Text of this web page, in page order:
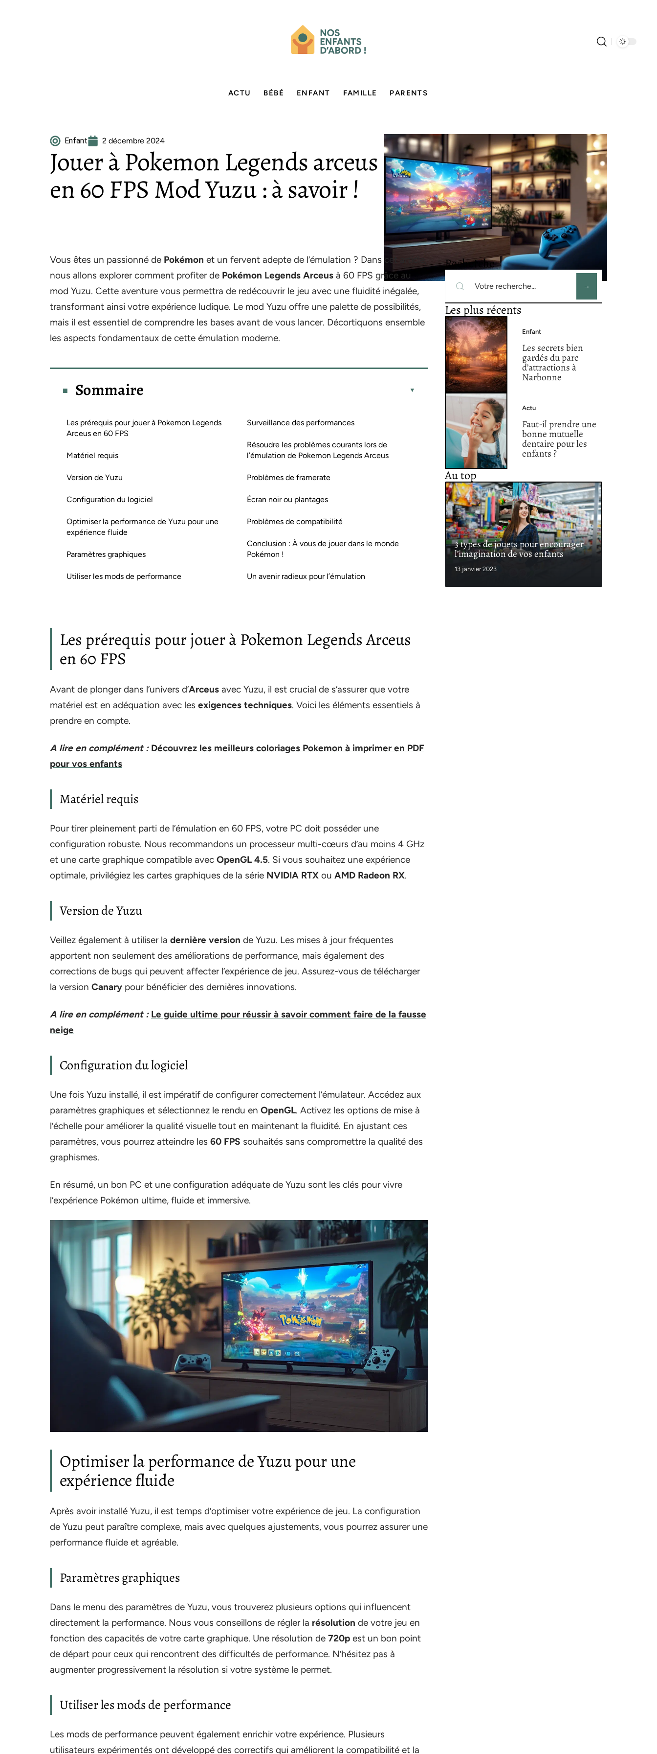
ACTU BÉBÉ ENFANT FAMILLE PARENTS
Enfant 2 décembre 2024
Jouer à Pokemon Legends arceus
en 60 FPS Mod Yuzu : à savoir !
Vous êtes un passionné de Pokémon et un fervent adepte de l’émulation ? Dans cet article,
nous allons explorer comment profiter de Pokémon Legends Arceus à 60 FPS grâce au
mod Yuzu. Cette aventure vous permettra de redécouvrir le jeu avec une fluidité inégalée,
transformant ainsi votre expérience ludique. Le mod Yuzu offre une palette de possibilités,
mais il est essentiel de comprendre les bases avant de vous lancer. Décortiquons ensemble
les aspects fondamentaux de cette émulation moderne.
Sommaire
Les prérequis pour jouer à Pokemon Legends
Arceus en 60 FPS
Matériel requis
Version de Yuzu
Configuration du logiciel
Optimiser la performance de Yuzu pour une
expérience fluide
Paramètres graphiques
Utiliser les mods de performance
Surveillance des performances
Résoudre les problèmes courants lors de
l’émulation de Pokemon Legends Arceus
Problèmes de framerate
Écran noir ou plantages
Problèmes de compatibilité
Conclusion : À vous de jouer dans le monde
Pokémon !
Un avenir radieux pour l’émulation
Les prérequis pour jouer à Pokemon Legends Arceus
en 60 FPS
Avant de plonger dans l’univers d’Arceus avec Yuzu, il est crucial de s’assurer que votre
matériel est en adéquation avec les exigences techniques. Voici les éléments essentiels à
prendre en compte.
A lire en complément : Découvrez les meilleurs coloriages Pokemon à imprimer en PDF
pour vos enfants
Matériel requis
Pour tirer pleinement parti de l’émulation en 60 FPS, votre PC doit posséder une
configuration robuste. Nous recommandons un processeur multi-cœurs d’au moins 4 GHz
et une carte graphique compatible avec OpenGL 4.5. Si vous souhaitez une expérience
optimale, privilégiez les cartes graphiques de la série NVIDIA RTX ou AMD Radeon RX.
Version de Yuzu
Veillez également à utiliser la dernière version de Yuzu. Les mises à jour fréquentes
apportent non seulement des améliorations de performance, mais également des
corrections de bugs qui peuvent affecter l’expérience de jeu. Assurez-vous de télécharger
la version Canary pour bénéficier des dernières innovations.
A lire en complément : Le guide ultime pour réussir à savoir comment faire de la fausse
neige
Configuration du logiciel
Une fois Yuzu installé, il est impératif de configurer correctement l’émulateur. Accédez aux
paramètres graphiques et sélectionnez le rendu en OpenGL. Activez les options de mise à
l’échelle pour améliorer la qualité visuelle tout en maintenant la fluidité. En ajustant ces
paramètres, vous pourrez atteindre les 60 FPS souhaités sans compromettre la qualité des
graphismes.
En résumé, un bon PC et une configuration adéquate de Yuzu sont les clés pour vivre
l’expérience Pokémon ultime, fluide et immersive.
Optimiser la performance de Yuzu pour une
expérience fluide
Après avoir installé Yuzu, il est temps d’optimiser votre expérience de jeu. La configuration
de Yuzu peut paraître complexe, mais avec quelques ajustements, vous pourrez assurer une
performance fluide et agréable.
Paramètres graphiques
Dans le menu des paramètres de Yuzu, vous trouverez plusieurs options qui influencent
directement la performance. Nous vous conseillons de régler la résolution de votre jeu en
fonction des capacités de votre carte graphique. Une résolution de 720p est un bon point
de départ pour ceux qui rencontrent des difficultés de performance. N’hésitez pas à
augmenter progressivement la résolution si votre système le permet.
Utiliser les mods de performance
Les mods de performance peuvent également enrichir votre expérience. Plusieurs
utilisateurs expérimentés ont développé des correctifs qui améliorent la compatibilité et la
Recherche
Les plus récents
Enfant
Les secrets bien
gardés du parc
d’attractions à
Narbonne
Actu
Faut-il prendre une
bonne mutuelle
dentaire pour les
enfants ?
Au top
3 types de jouets pour encourager
l’imagination de vos enfants
13 janvier 2023